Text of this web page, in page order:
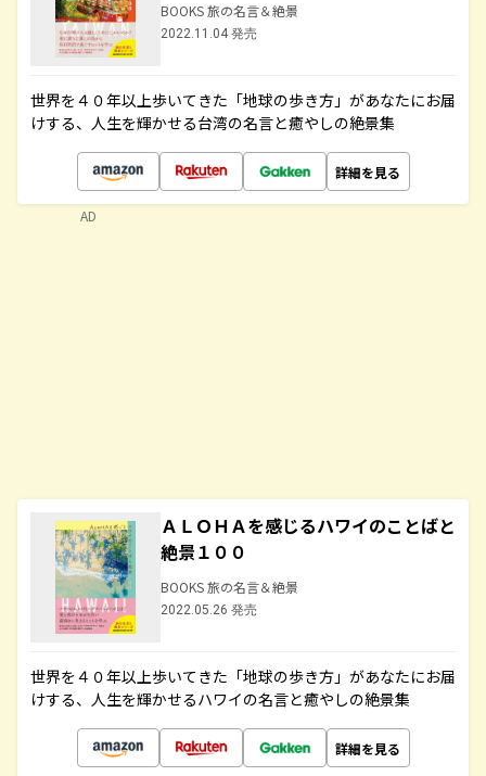
BOOKS 旅の名言＆絶景
2022.11.04 発売
世界を４０年以上歩いてきた「地球の歩き方」があなたにお届
けする、人生を輝かせる台湾の名言と癒やしの絶景集
詳細を見る
ＡＬＯＨＡを感じるハワイのことばと
絶景１００
BOOKS 旅の名言＆絶景
2022.05.26 発売
世界を４０年以上歩いてきた「地球の歩き方」があなたにお届
けする、人生を輝かせるハワイの名言と癒やしの絶景集
詳細を見る
AD